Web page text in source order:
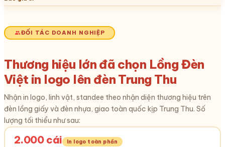
ĐỐI TÁC DOANH NGHIỆP
Thương hiệu lớn đã chọn Lồng Đèn
Việt in logo lên đèn Trung Thu
Nhận in logo, linh vật, standee theo nhận diện thương hiệu trên
đèn lồng giấy và đèn nhựa, giao toàn quốc kịp Trung Thu. Số
lượng tối thiểu như sau:
2.000 cái In logo toàn phần